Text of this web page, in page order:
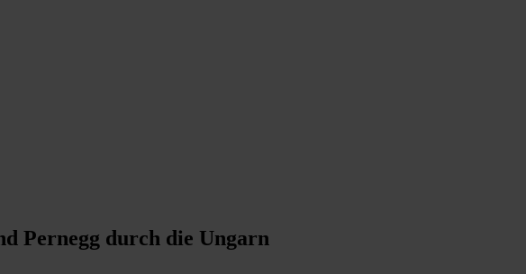
Pernegg durch die Ungarn